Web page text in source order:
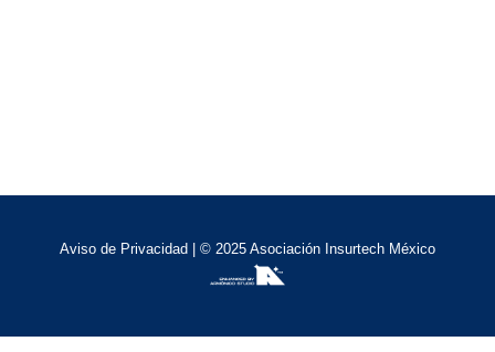
Aviso de Privacidad | © 2025 Asociación Insurtech México